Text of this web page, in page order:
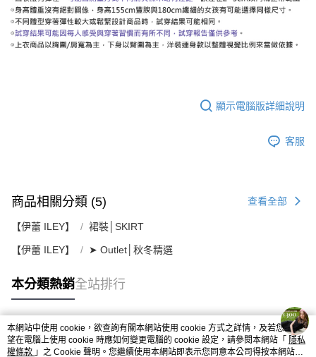
顯示電腦版詳細說明
客服
商品相關分類 (5) 查看全部
【伊蕾 ILEY】 裙裝│SKIRT
【伊蕾 ILEY】 ➤ Outlet│秋冬精選
本分類熱銷全站排行
熱門標籤
本網站中使用 cookie，欲查詢有關本網站使用 cookie 方式之詳情，及若您不希
望在電腦上使用 cookie 時應如何變更電腦的 cookie 設定，請參閱本網站「 隱私
權條款 」之 Cookie 聲明。您繼續使用本網站即表示您同意本公司得按本網站使